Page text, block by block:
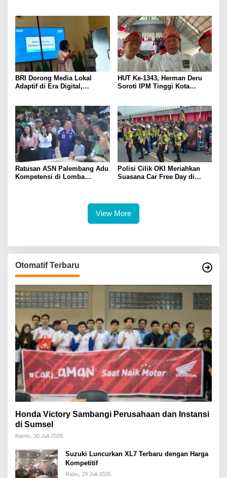
BRI Dorong Media Lokal
Adaptif di Era Digital,
HUT Ke-1343, Herman Deru
Soroti IPM Tinggi Kota
Ratusan ASN Palembang Adu
Kompetensi di Lomba
Polisi Cilik OKI Meriahkan
Suasana Car Free Day di
View More
Otomatif Terbaru
Honda Victory Sambangi Perusahaan dan Instansi
di Sumsel
Kamis, 30 Juli 2026
Suzuki Luncurkan XL7 Terbaru dengan Harga
Kompetitif
Rabu, 29 Juli 2026